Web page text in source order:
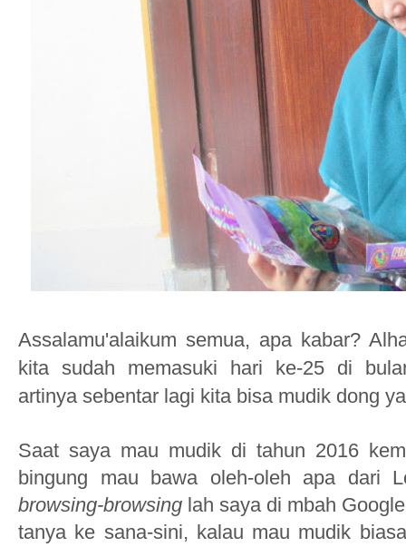
Assalamu'alaikum semua, apa kabar?
kita sudah memasuki hari ke-25 di
artinya sebentar lagi kita bisa mudik dong
Saat saya mau mudik di tahun 2016
bingung mau bawa oleh-oleh apa dari
browsing-browsing lah saya di mbah
tanya ke sana-sini, kalau mau mudik